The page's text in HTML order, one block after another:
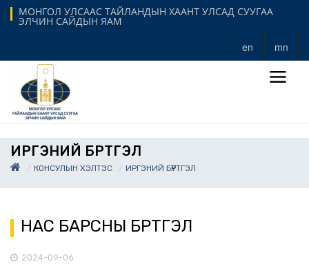
МОНГОЛ УЛСААС ТАЙЛАНДЫН ХААНТ УЛСАД СУУГАА
ЭЛЧИН САЙДЫН ЯАМ
en mn
ИРГЭНИЙ БҮРТГЭЛ
КОНСУЛЫН ХЭЛТЭС ИРГЭНИЙ БҮРТГЭЛ
НАС БАРСНЫ БҮРТГЭЛ
2024-09-06